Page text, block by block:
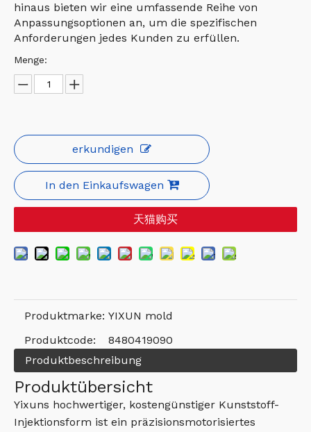
hinaus bieten wir eine umfassende Reihe von
Anpassungsoptionen an, um die spezifischen
Anforderungen jedes Kunden zu erfüllen.
Menge:
erkundigen
In den Einkaufswagen
天猫购买
Produktmarke: YIXUN mold
Produktcode:
8480419090
Produktbeschreibung
Produktübersicht
Yixuns hochwertiger, kostengünstiger Kunststoff-
Injektionsform ist ein präzisionsmotorisiertes